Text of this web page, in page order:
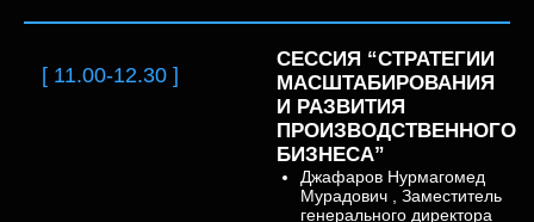
[ 11.00-12.30 ]
СЕССИЯ “СТРАТЕГИИ
МАСШТАБИРОВАНИЯ
И РАЗВИТИЯ
ПРОИЗВОДСТВЕННОГО
БИЗНЕСА”
Джафаров Нурмагомед
Мурадович , Заместитель
генерального директора